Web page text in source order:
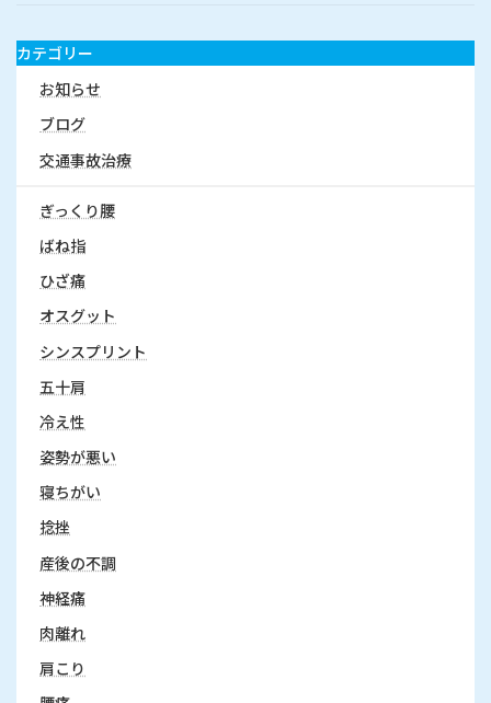
カテゴリー
お知らせ
ブログ
交通事故治療
ぎっくり腰
ばね指
ひざ痛
オスグット
シンスプリント
五十肩
冷え性
姿勢が悪い
寝ちがい
捻挫
産後の不調
神経痛
肉離れ
肩こり